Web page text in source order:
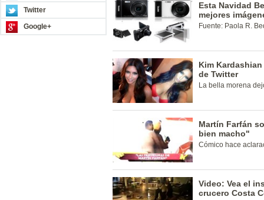
Twitter
Google+
Esta Navidad
mejores
Fuente: Paola R.
Kim
de Twitter
La bella morena
Martín Farfán
bien macho"
Cómico hace
Video: Vea el
crucero Costa